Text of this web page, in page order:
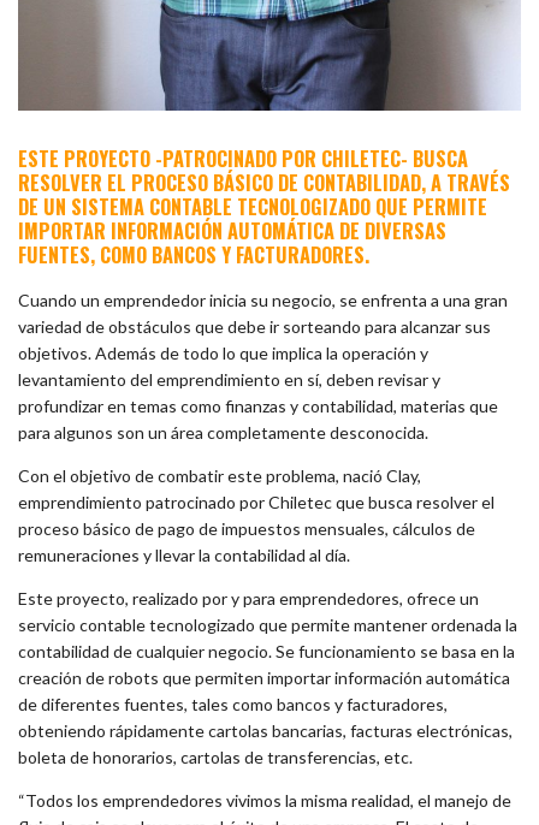
ESTE PROYECTO -PATROCINADO POR CHILETEC- BUSCA
RESOLVER EL PROCESO BÁSICO DE CONTABILIDAD, A TRAVÉS
DE UN SISTEMA CONTABLE TECNOLOGIZADO QUE PERMITE
IMPORTAR INFORMACIÓN AUTOMÁTICA DE DIVERSAS
FUENTES, COMO BANCOS Y FACTURADORES.
Cuando un emprendedor inicia su negocio, se enfrenta a una gran
variedad de obstáculos que debe ir sorteando para alcanzar sus
objetivos. Además de todo lo que implica la operación y
levantamiento del emprendimiento en sí, deben revisar y
profundizar en temas como finanzas y contabilidad, materias que
para algunos son un área completamente desconocida.
Con el objetivo de combatir este problema, nació Clay,
emprendimiento patrocinado por Chiletec que busca resolver el
proceso básico de pago de impuestos mensuales, cálculos de
remuneraciones y llevar la contabilidad al día.
Este proyecto, realizado por y para emprendedores, ofrece un
servicio contable tecnologizado que permite mantener ordenada la
contabilidad de cualquier negocio. Se funcionamiento se basa en la
creación de robots que permiten importar información automática
de diferentes fuentes, tales como bancos y facturadores,
obteniendo rápidamente cartolas bancarias, facturas electrónicas,
boleta de honorarios, cartolas de transferencias, etc.
“Todos los emprendedores vivimos la misma realidad, el manejo de